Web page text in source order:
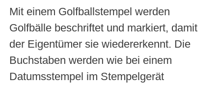
Mit einem Golfballstempel werden
Golfbälle beschriftet und markiert, damit
der Eigentümer sie wiedererkennt. Die
Buchstaben werden wie bei einem
Datumsstempel im Stempelgerät